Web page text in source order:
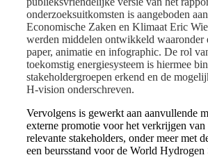
onderzoeksuitkomsten is aangeboden
Economische Zaken en Klimaat Eric
werden middelen ontwikkeld waaronder
paper, animatie en infographic. De rol
toekomstig energiesysteem is hiermee
stakeholdergroepen erkend en de
H-vision onderschreven.
Vervolgens is gewerkt aan aanvullende
externe promotie voor het verkrijgen
relevante stakeholders, onder meer met
een beursstand voor de World Hydrogen